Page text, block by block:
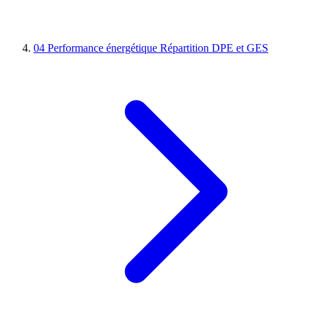
04 Performance énergétique Répartition DPE et GES